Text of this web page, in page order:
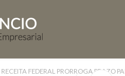
FEDERAL PRORROGA PRAZO